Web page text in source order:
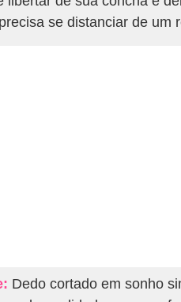
se distanciar de um
Dedo cortado em sonho